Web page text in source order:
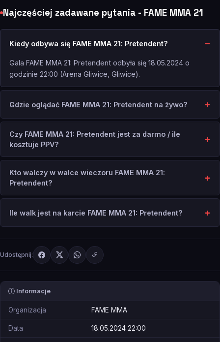
Najczęściej zadawane pytania - FAME MMA 21
Kiedy odbywa się FAME MMA 21: Pretendent?
Gala FAME MMA 21: Pretendent odbyła się 18.05.2024 o
godzinie 22:00 (Arena Gliwice, Gliwice).
Gdzie oglądać FAME MMA 21: Pretendent na żywo?
Czy FAME MMA 21: Pretendent jest za darmo / ile
kosztuje PPV?
Kto walczy w walce wieczoru FAME MMA 21:
Pretendent?
Ile walk jest na karcie FAME MMA 21: Pretendent?
Udostępnij:
Informacje
Organizacja FAME MMA
Data 18.05.2024 22:00